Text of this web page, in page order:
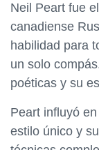
Neil Peart fue
canadiense
habilidad para
un solo
poéticas y su
Peart influyó
estilo único y